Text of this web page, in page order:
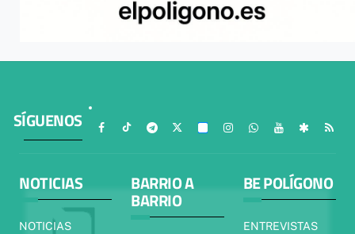
SÍGUENOS
NOTICIAS
NOTICIAS
BARRIO A
BARRIO
BE POLÍGONO
ENTREVISTAS